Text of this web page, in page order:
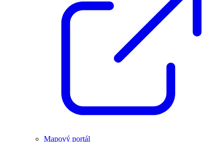
Mapový portál